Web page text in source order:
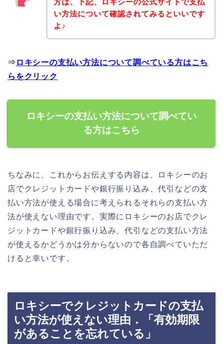
方は、下記、ロキシーの公式サイトで支払
い方法について確認されてみるといいです
よ♪
⇒ ロキシーの支払い方法について調べている方はこち
らをクリック
ロキシーの支払い方法について調べてい
る方はこちら
ちなみに、これからお伝えする内容は、ロキシーのお
店でクレジットカードや銀行振り込み、代引などの支
払い方法が使える場合に考えられるそれらの支払い方
法が使えない理由です。実際にロキシーのお店でクレ
ジットカードや銀行振り込み、代引などの支払い方法
が使えるかどうかは分からないので各自調べていただ
けると幸いです。
ロキシーでクレジットカードの支払
い方法が使えない理由．「有効期限
があることを忘れている」